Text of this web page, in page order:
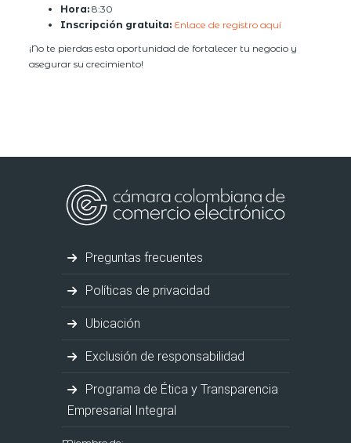
Hora: 8:30
Inscripción gratuita: Enlace de registro aquí
¡No te pierdas esta oportunidad de fortalecer tu negocio y
asegurar su crecimiento!
Preguntas frecuentes
Políticas de privacidad
Ubicación
Exclusión de responsabilidad
Programa de Ética y Transparencia
Empresarial Integral